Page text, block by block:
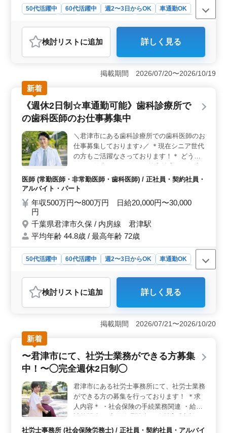
50代活躍中 60代活躍中 週2〜3日からOK
車通勤OK
おすすめポイント
＜50代以上活躍中♪ベテラン医師募集＞ 君津市の歯科ク
リニックでは、50代以上の経験豊富な歯科医師を歓迎し
ています。スタッフは20代から60代まで多様な年齢層が
在籍し、地域の患者様に信頼されているクリニックで
す。 ＜充実の待遇・柔軟な働き方＞ 年間休日120日
以上と、働きやすい環境が整っています。車通勤可で交
通費は全額支給。週2〜5日の出勤日数相談可能で、月平
万円、日給2.5万円〜4万円で、通勤手当実費支給。
＜地域に愛されるクリニック＞ お子様からお年寄りま
で幅広い患者様が来院し、地域に愛されている歯科クリ
ニックです。アットホームで温かい雰囲気の中で、患者
様とのコミュニケーションを大切にしたい方にぴったり
の職場です。
検討リスト に追加 詳しく見る
掲載期間 2026/07/20〜2026/10/19
新着
《週休2日制☆車通勤可能》歯科診療所で
の歯科医師のお仕事募集中
＼君津市にある歯科診療所での歯科医師のお
仕事募集しております♪／ ＊現在シニア世代
の方もご活躍なさっております！＊ どうい
科業務全般(保険診療中心)を担当して頂きま
す！ ◎一般歯科/小児歯科 等◎ 歯や歯周病
列矯正・歯科検診のお仕事して頂きます☆
日8時間出勤可能な方☆ ここがポイン
ト・・！ 訪問診療なし・女医歓迎・車通勤
可能・車通勤可能・週休2日制☆ 年齢ではな
く経験のあるベテラン層を歓迎致します♪ ぜ
ひ今までの経験を活かして頂ける方のご応募
お待ちしております！
医師 (常勤医師・非常勤医師・歯科医師) / 正社員・契約社員・
アルバイト・パート
年収500万円〜800万円 日給20,000円〜30,000
円
千葉県君津市久保 / 内房線 君津駅
平均年齢 44.8歳 / 最高年齢 72歳
50代活躍中 60代活躍中 週2〜3日からOK
車通勤OK
おすすめポイント
＜経験豊富な医師歓迎グループ＞ 歯科医師経験5年以上
のベテランを歓迎。シニアの方も活躍中で、確かな技術
と経験を存分に発揮できる環境。外来治療や一般歯科業
務において高い専門性が求められます。 ＜アクセス
良好な職場グループ＞ 君津駅から車通勤可能で、アク
セス便利。内房線の好立地で、地域に貢献できる環境。
通勤手当が実費支給され、通勤もスムーズで快適に働く
＞ 週休2日制でプライベート充実。残業なしまたは少な
めで、ワークライフバランスを大切にできる。女性やシ
ニアの方も歓迎され、禁煙環境が整い、働きやすい職場
です。
検討リスト に追加 詳しく見る
掲載期間 2026/07/21〜2026/10/20
新着
〜君津市にて、社労士業務ができる方募集
中！〜◯完全週休2日制◯
君津市にある社労士事務所にて、社労士業務
ができる方の募集を行っております！ ＊求
人内容＊ ・社会保険の手続業務関連 ・給与
人材制度制定 ・労務トラブル対応 ・就業規
社労士事務所 (社会保険労務士) / 正社員・契約社員・アルバイ